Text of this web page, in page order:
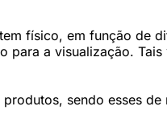
físico, em função de
a visualização. Tais
sendo esses